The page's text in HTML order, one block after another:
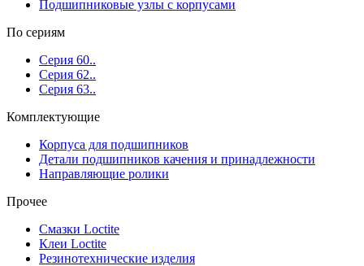
Подшипниковые узлы с корпусами
По сериям
Серия 60..
Серия 62..
Серия 63..
Комплектующие
Корпуса для подшипников
Детали подшипников качения и принадлежности
Направляющие ролики
Прочее
Смазки Loctite
Клеи Loctite
Резинотехнические изделия